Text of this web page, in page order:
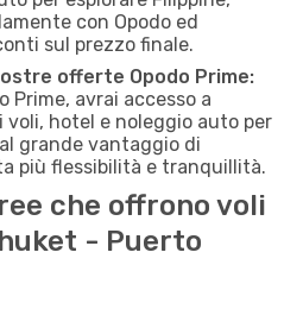
con Opodo ed
sul prezzo finale.
offerte Opodo Prime:
Prime, avrai accesso a
voli, hotel e noleggio auto per
grande vantaggio di
più flessibilità e tranquillità.
che offrono voli
- Puerto